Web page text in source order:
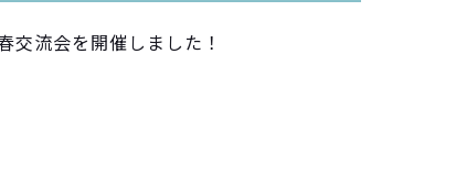
流会を開催しました！